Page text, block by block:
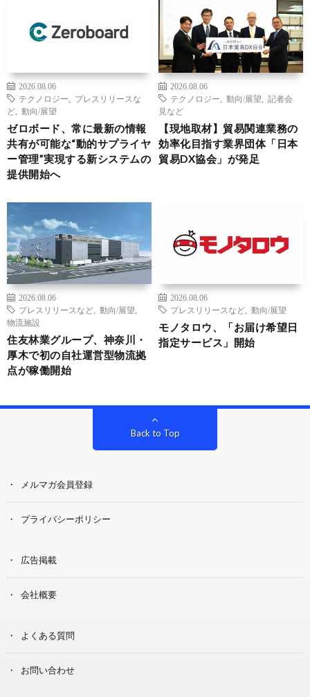
2026.08.06
テクノロジー
プレスリリースな
ど
動向/展望
ゼロボード、常に最新の情報
共有が可能な“動的サプライヤ
ー管理”実現する新システムの
提供開始へ
2026.08.06
テクノロジー
動向/展望
記者会
見など
【現地取材】貿易関連業務の
効率化目指す業界団体「日本
貿易DX協会」が発足
2026.08.06
プレスリリースなど
動向/展望
物流施設
住友林業グループ、神奈川・
厚木で初の自社運営型物流拠
点が稼働開始
2026.08.06
プレスリリースなど
動向/展望
モノタロウ、「お届け希望日
指定サービス」開始
Back to Top
メルマガ会員登録
プライバシーポリシー
広告掲載
会社概要
よくある質問
お問い合わせ